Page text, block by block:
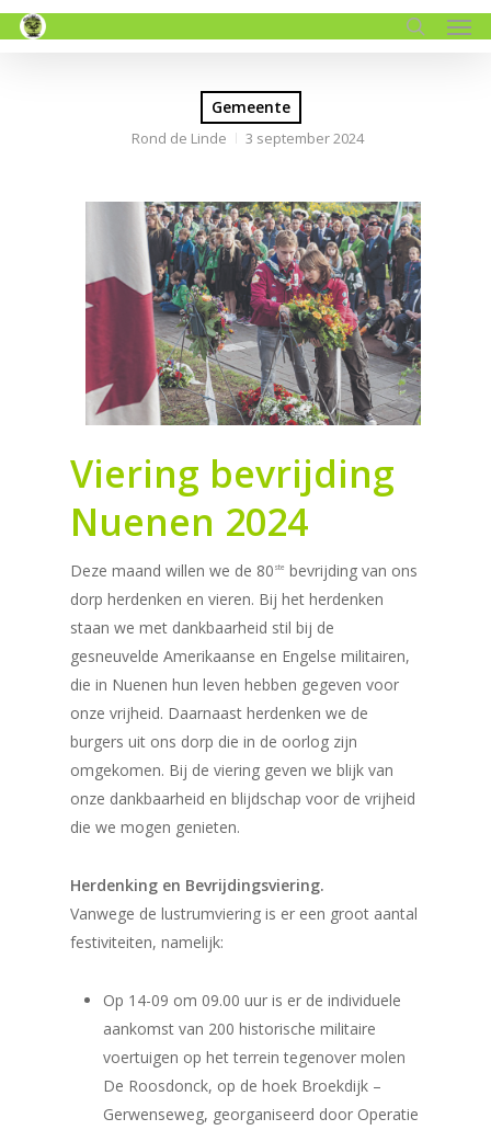
Skip
to
Gemeente
Rond de Linde 3 september 2024
Viering bevrijding
Nuenen 2024
Deze maand willen we de 80 ste bevrijding van ons
dorp herdenken en vieren. Bij het herdenken
staan we met dankbaarheid stil bij de
gesneuvelde Amerikaanse en Engelse militairen,
die in Nuenen hun leven hebben gegeven voor
onze vrijheid. Daarnaast herdenken we de
burgers uit ons dorp die in de oorlog zijn
omgekomen. Bij de viering geven we blijk van
onze dankbaarheid en blijdschap voor de vrijheid
die we mogen genieten.
Herdenking en Bevrijdingsviering.
Vanwege de lustrumviering is er een groot aantal
festiviteiten, namelijk:
Op 14-09 om 09.00 uur is er de individuele
aankomst van 200 historische militaire
voertuigen op het terrein tegenover molen
De Roosdonck, op de hoek Broekdijk –
Gerwenseweg, georganiseerd door Operatie